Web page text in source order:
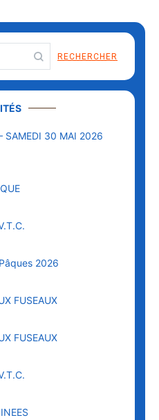
SAMEDI 30 MAI 2026
2026
FUSEAUX
FUSEAUX